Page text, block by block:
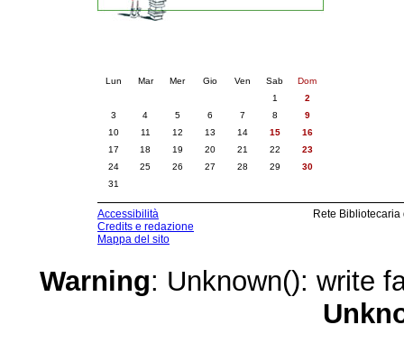
Lun Mar Mer Gio Ven Sab
Dom
1
2
3
4 5 6 7 8
9
10
11 12 13 14 15
16
17
18 19 20 21 22
23
24
25 26 27 28 29
30
31
Accessibilità
Credits e redazione
Mappa del sito
Rete
Warning: Unknown(): write